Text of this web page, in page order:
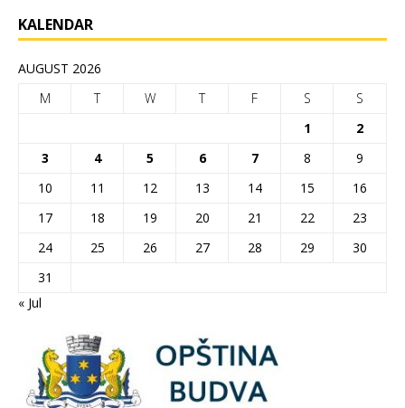
KALENDAR
AUGUST 2026
M
T W T F S
S
1
2
3
4 5 6 7 8
9
10
11 12 13 14 15
16
17
18 19 20 21 22
23
24
25 26 27 28 29
30
31
« Jul